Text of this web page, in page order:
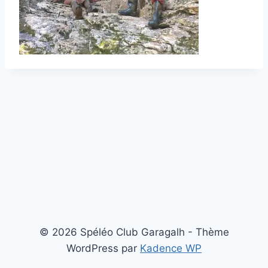
© 2026 Spéléo Club Garagalh - Thème
WordPress par Kadence WP